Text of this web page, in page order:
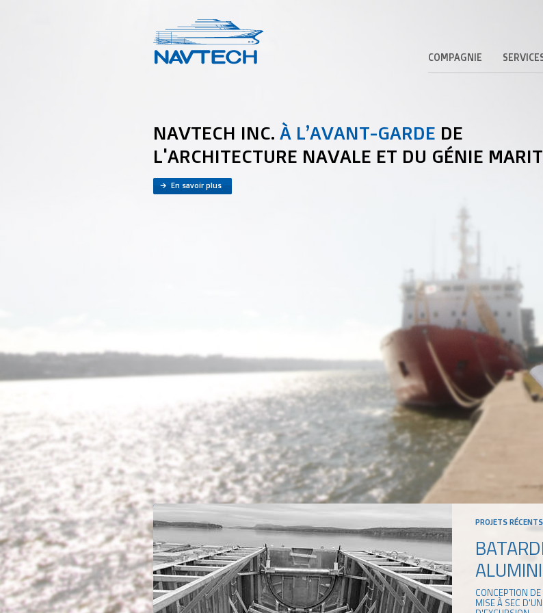
COMPAGNIE
NAVTECH INC. À L’AVANT-GARDE DE
L'ARCHITECTURE NAVALE ET DU GÉNIE
En savoir plus
PROJETS RÉCENTS
CONCEPTION
MISE À SEC